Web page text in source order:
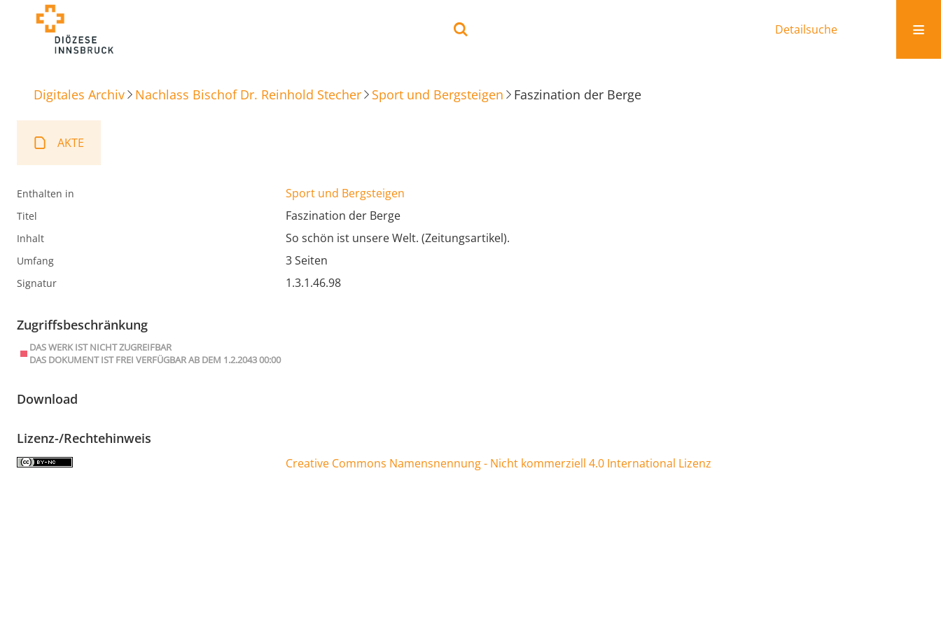
Detailsuche
Digitales Archiv Nachlass Bischof Dr. Reinhold Stecher Sport und Bergsteigen Faszination der Berge
AKTE
Enthalten in Sport und Bergsteigen
Titel Faszination der Berge
Inhalt So schön ist unsere Welt. (Zeitungsartikel).
Umfang 3 Seiten
Signatur 1.3.1.46.98
Zugriffsbeschränkung
DAS WERK IST NICHT ZUGREIFBAR
DAS DOKUMENT IST FREI VERFÜGBAR AB DEM 1.2.2043 00:00
Download
Lizenz-/Rechtehinweis
Creative Commons Namensnennung - Nicht kommerziell 4.0 International Lizenz